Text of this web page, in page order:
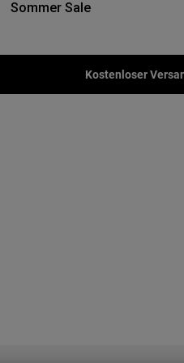
Sommer Sale
Kostenloser